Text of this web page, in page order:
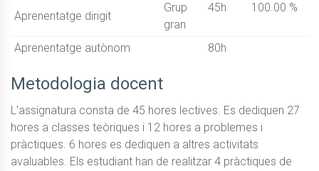
Aprenentatge dirigit
Grup
gran
45h 100.00 %
Aprenentatge autònom 80h
Metodologia docent
L'assignatura consta de 45 hores lectives. Es dediquen 27
hores a classes teòriques i 12 hores a problemes i
pràctiques. 6 hores es dediquen a altres activitats
avaluables. Els estudiant han de realitzar 4 pràctiques de